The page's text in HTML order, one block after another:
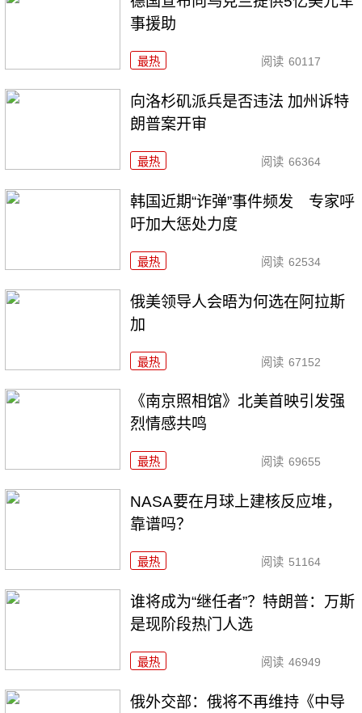
事援助
最热 阅读 60117
向洛杉矶派兵是否违法 加州诉特
朗普案开审
最热 阅读 66364
韩国近期“诈弹”事件频发 专家呼
吁加大惩处力度
最热 阅读 62534
俄美领导人会晤为何选在阿拉斯
加
最热 阅读 67152
《南京照相馆》北美首映引发强
烈情感共鸣
最热 阅读 69655
NASA要在月球上建核反应堆，
靠谱吗？
最热 阅读 51164
谁将成为“继任者”？特朗普：万斯
是现阶段热门人选
最热 阅读 46949
俄外交部：俄将不再维持《中导